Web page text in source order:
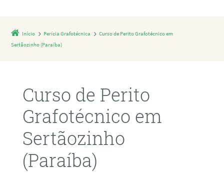
Início Perícia Grafotécnica
Curso de Perito Grafotécnico em
Sertãozinho (Paraíba)
Curso de Perito
Grafotécnico em
Sertãozinho
(Paraíba)